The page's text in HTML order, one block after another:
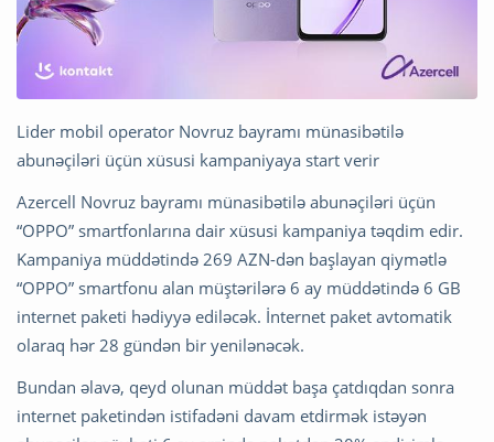
Lider mobil operator Novruz bayramı münasibətilə
abunəçiləri üçün xüsusi kampaniyaya start verir
Azercell Novruz bayramı münasibətilə abunəçiləri üçün
“OPPO” smartfonlarına dair xüsusi kampaniya təqdim edir.
Kampaniya müddətində 269 AZN-dən başlayan qiymətlə
“OPPO” smartfonu alan müştərilərə 6 ay müddətində 6 GB
internet paketi hədiyyə ediləcək. İnternet paket avtomatik
olaraq hər 28 gündən bir yenilənəcək.
Bundan əlavə, qeyd olunan müddət başa çatdıqdan sonra
internet paketindən istifadəni davam etdirmək istəyən